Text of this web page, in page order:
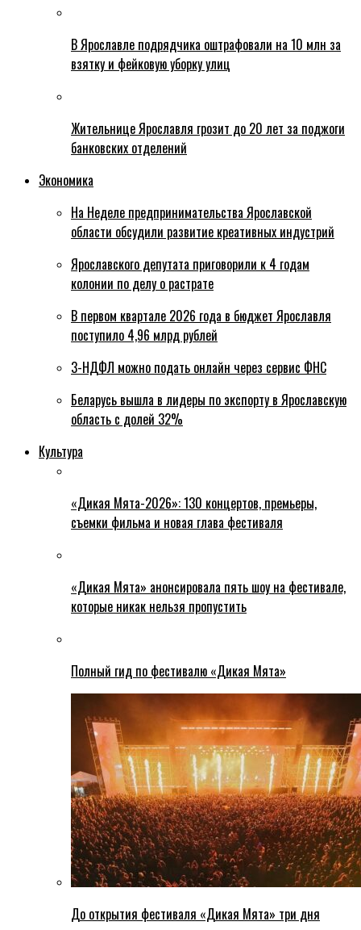
В Ярославле подрядчика оштрафовали на 10 млн за
взятку и фейковую уборку улиц
Жительнице Ярославля грозит до 20 лет за поджоги
банковских отделений
Экономика
На Неделе предпринимательства Ярославской
области обсудили развитие креативных индустрий
Ярославского депутата приговорили к 4 годам
колонии по делу о растрате
В первом квартале 2026 года в бюджет Ярославля
поступило 4,96 млрд рублей
3-НДФЛ можно подать онлайн через сервис ФНС
Беларусь вышла в лидеры по экспорту в Ярославскую
область с долей 32%
Культура
«Дикая Мята-2026»: 130 концертов, премьеры,
съемки фильма и новая глава фестиваля
«Дикая Мята» анонсировала пять шоу на фестивале,
которые никак нельзя пропустить
Полный гид по фестивалю «Дикая Мята»
До открытия фестиваля «Дикая Мята» три дня